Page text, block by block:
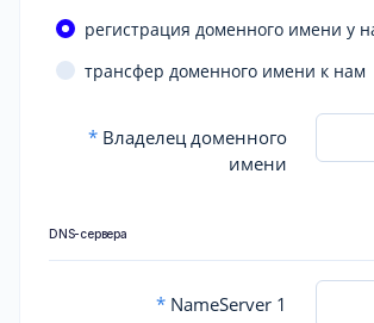
регистрация доменного имени у
трансфер доменного имени к нам
* Владелец доменного
имени
DNS-сервера
* NameServer 1